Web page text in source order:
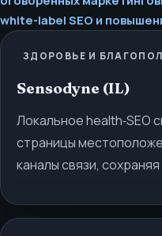
white-label SEO и
ЗДОРОВЬЕ И
Sensodyne (IL)
Локальное health‑SEO
страницы
каналы связи,